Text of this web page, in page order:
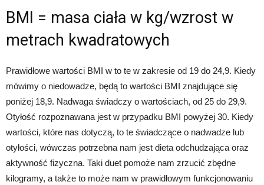
BMI = masa ciała w kg/wzrost w
metrach kwadratowych
Prawidłowe wartości BMI w to te w zakresie od 19 do 24,9. Kiedy
mówimy o niedowadze, będą to wartości BMI znajdujące się
poniżej 18,9. Nadwaga świadczy o wartościach, od 25 do 29,9.
Otyłość rozpoznawana jest w przypadku BMI powyżej 30. Kiedy
wartości, które nas dotyczą, to te świadczące o nadwadze lub
otyłości, wówczas potrzebna nam jest dieta odchudzająca oraz
aktywność fizyczna. Taki duet pomoże nam zrzucić zbędne
kilogramy, a także to może nam w prawidłowym funkcjonowaniu